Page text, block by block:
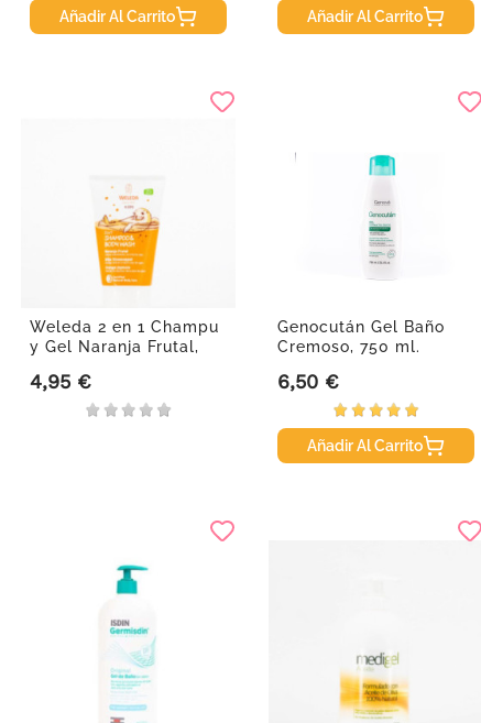
Añadir Al Carrito Añadir Al Carrito
Weleda 2 en 1 Champu
y Gel Naranja Frutal,
Precio
4,95 €
Genocután Gel Baño
Cremoso, 750 ml.
Precio
6,50 €
Añadir Al Carrito